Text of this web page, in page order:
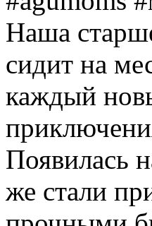
Наша
сидит на
каждый
Появилась
же стали